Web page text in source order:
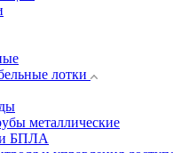
лотки
металлические
и БПЛА